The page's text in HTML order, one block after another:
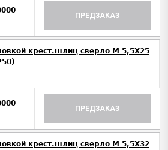
ПРЕДЗАКАЗ
крест.шлиц сверло М 5,5Х25
ПРЕДЗАКАЗ
крест.шлиц сверло М 5,5Х32